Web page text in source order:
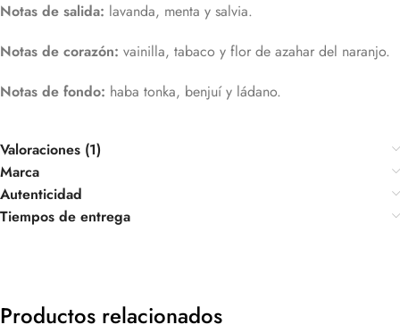
Notas de salida: lavanda, menta y salvia.
Notas de corazón: vainilla, tabaco y flor de azahar del naranjo.
Notas de fondo: haba tonka, benjuí y ládano.
Valoraciones (1)
Marca
Autenticidad
Tiempos de entrega
Productos relacionados